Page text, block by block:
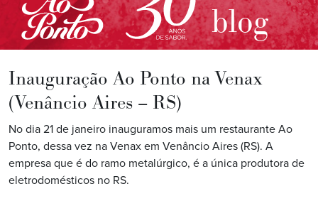
blog
Inauguração Ao Ponto na Venax
(Venâncio Aires – RS)
No dia 21 de janeiro inauguramos mais um restaurante Ao
Ponto, dessa vez na Venax em Venâncio Aires (RS). A
empresa que é do ramo metalúrgico, é a única produtora de
eletrodomésticos no RS.